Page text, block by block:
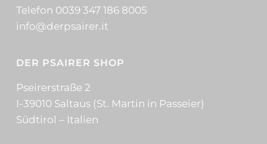
Telefon 0039 347 186 8005
info@derpsairer.it
DER PSAIRER SHOP
Pseirerstraße 2
I-39010 Saltaus (St. Martin in Passeier)
Südtirol – Italien